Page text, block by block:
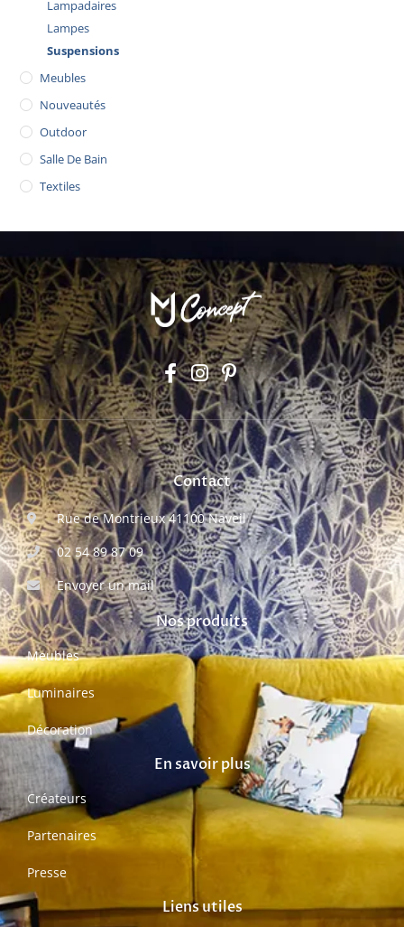
Lampadaires
Lampes
Suspensions
Meubles
Nouveautés
Outdoor
Salle De Bain
Textiles
Contact
Rue de Montrieux 41100 Naveil
02 54 89 87 09
Envoyer un mail
Nos produits
Meubles
Luminaires
Décoration
En savoir plus
Créateurs
Partenaires
Presse
Liens utiles